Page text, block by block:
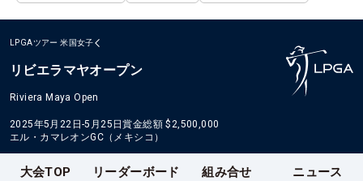
LPGAツアー 米国女子
リビエラマヤオープン
Riviera Maya Open
2025年5月22日-5月25日賞金総額 $2,500,000
エル・カマレオンGC（メキシコ）
大会TOP リーダーボード 組み合せ ニュース